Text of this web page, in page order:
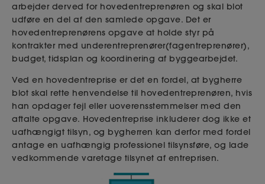
arbejder derved for hovedentreprenøren og skal blot
udføre en del af den samlede opgave. Det er
hovedentreprenørens opgave at holde styr på
kontrakter med underentreprenører(fagentreprenører),
budget, tidsplan og koordinering af byggearbejdet.
Ved en hovedentreprise er det en fordel, at bygherre
blot skal rette henvendelse til hovedentreprenøren, hvis
han opdager fejl eller uoverensstemmelser med den
aftalte opgave. Hovedentreprise inkluderer dog ikke et
uafhængigt tilsyn, og bygherren kan derfor med fordel
antage en uafhængig professionel tilsynsføre, og lade
vedkommende varetage tilsynet af entreprisen.